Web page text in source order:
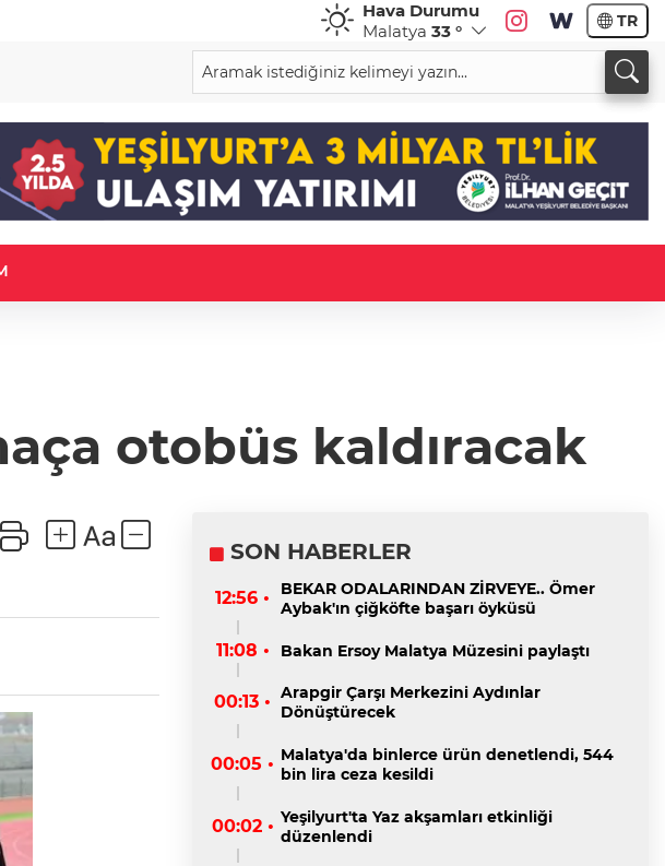
Hava Durumu
Malatya 33 ° TR
otobüs kaldıracak
SON HABERLER
12:56 •
BEKAR ODALARINDAN ZİRVEYE.. Ömer
Aybak'ın çiğköfte başarı öyküsü
11:08 • Bakan Ersoy Malatya Müzesini paylaştı
00:13 • Arapgir Çarşı Merkezini Aydınlar
Dönüştürecek
00:05 • Malatya'da binlerce ürün denetlendi, 544
bin lira ceza kesildi
00:02 • Yeşilyurt'ta Yaz akşamları etkinliği
düzenlendi